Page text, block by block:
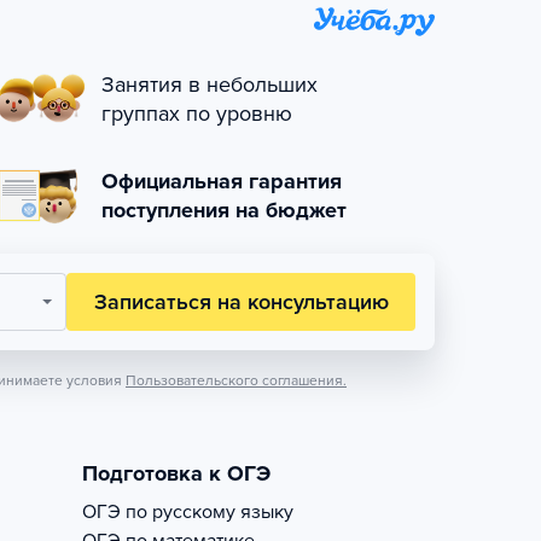
Занятия в небольших
группах по уровню
Официальная гарантия
поступления на бюджет
Записаться на консультацию
условия Пользовательского соглашения.
Подготовка к ОГЭ
ОГЭ по русскому языку